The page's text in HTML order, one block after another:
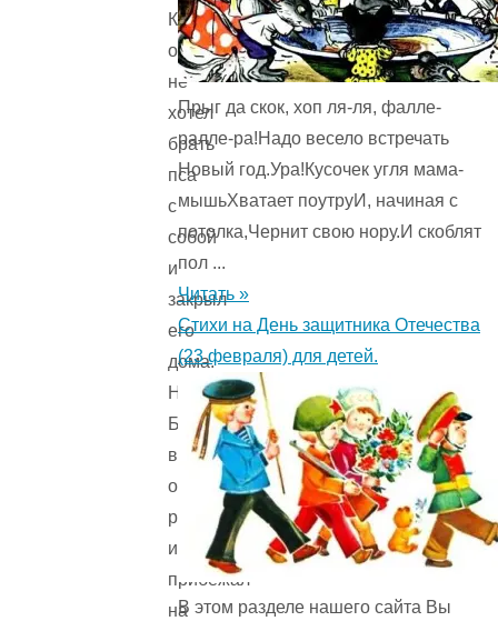
Кавказ,
он
не
хотел
брать
пса
с
собой
и
закрыл
его
дома.
Но
Булька
выбил
оконную
раму
и
прибежал
на
Прыг да скок, хоп ля-ля, фалле-
ралле-ра!Надо весело встречать
Новый год.Ура!Кусочек угля мама-
мышьХватает поутруИ, начиная с
потолка,Чернит свою нору.И скоблят
пол ...
Читать »
Стихи на День защитника Отечества
(23 февраля) для детей.
В этом разделе нашего сайта Вы